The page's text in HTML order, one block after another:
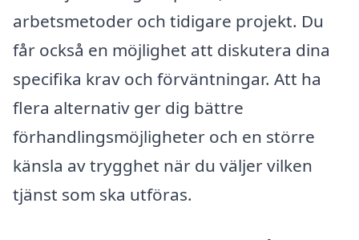
arbetsmetoder och tidigare projekt. Du
får också en möjlighet att diskutera dina
specifika krav och förväntningar. Att ha
flera alternativ ger dig bättre
förhandlingsmöjligheter och en större
känsla av trygghet när du väljer vilken
tjänst som ska utföras.